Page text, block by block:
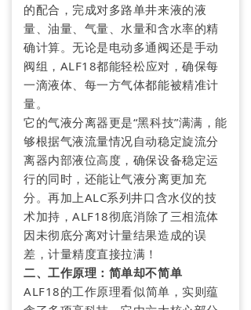
→ 行业新闻
→ 知识百科
加入我们
→ 人才理念
→ 招聘信息
联系我们
→ 在线留言
的配合，完成对多路单井来液的液
量、油量、气量、水量和含水率的精
确计算。无论是电动多通阀还是手动
阀组，ALF18都能轻松应对，确保每
一滴液体、每一方气体都能被精准计
量。
它的气液分离器更是“黑科技”满满，能
够根据气液流量情况自动稳定旋流分
离器内部液位高度，确保设备稳定运
行的同时，还能让气液分离更加充
分。再加上ALC系列井口含水仪的技
术加持，ALF18彻底消除了三相流体
因未彻底分离对计量结果造成的误
差，计量精度直接拉满！
二、工作原理：简单却不简单
ALF18的工作原理看似简单，实则蕴